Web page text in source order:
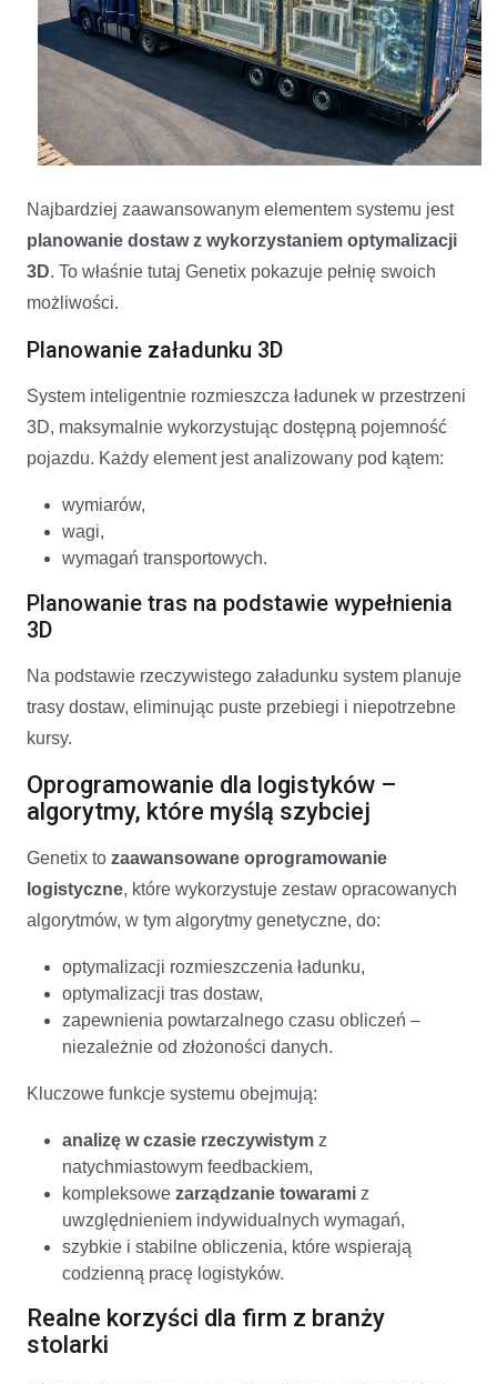
Najbardziej zaawansowanym elementem systemu jest
planowanie dostaw z wykorzystaniem optymalizacji
3D. To właśnie tutaj Genetix pokazuje pełnię swoich
możliwości.
Planowanie załadunku 3D
System inteligentnie rozmieszcza ładunek w przestrzeni
3D, maksymalnie wykorzystując dostępną pojemność
pojazdu. Każdy element jest analizowany pod kątem:
wymiarów,
wagi,
wymagań transportowych.
Planowanie tras na podstawie wypełnienia
3D
Na podstawie rzeczywistego załadunku system planuje
trasy dostaw, eliminując puste przebiegi i niepotrzebne
kursy.
Oprogramowanie dla logistyków –
algorytmy, które myślą szybciej
Genetix to zaawansowane oprogramowanie
logistyczne, które wykorzystuje zestaw opracowanych
algorytmów, w tym algorytmy genetyczne, do:
optymalizacji rozmieszczenia ładunku,
optymalizacji tras dostaw,
zapewnienia powtarzalnego czasu obliczeń –
niezależnie od złożoności danych.
Kluczowe funkcje systemu obejmują:
analizę w czasie rzeczywistym z
natychmiastowym feedbackiem,
kompleksowe zarządzanie towarami z
uwzględnieniem indywidualnych wymagań,
szybkie i stabilne obliczenia, które wspierają
codzienną pracę logistyków.
Realne korzyści dla firm z branży
stolarki